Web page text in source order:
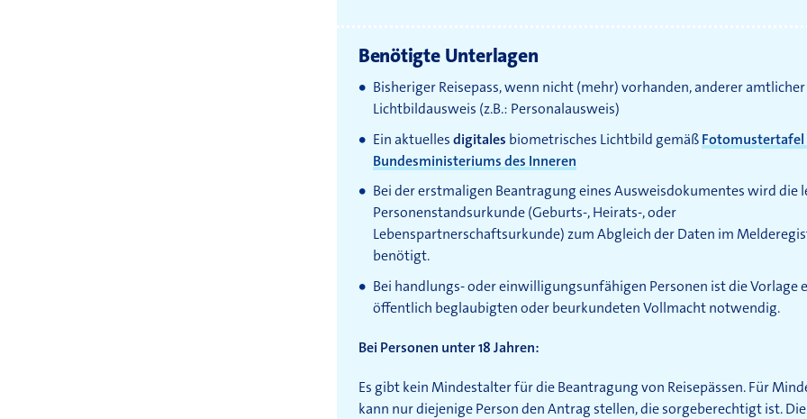
Benötigte Unterlagen
Bisheriger Reisepass, wenn nicht (mehr) vorhanden, anderer amtlicher
Lichtbildausweis (z.B.: Personalausweis)
Ein aktuellesdigitales biometrisches Lichtbild gemäßFotomustertafel
Bundesministeriums des Inneren
Bei der erstmaligen Beantragung eines Ausweisdokumentes wird die
Personenstandsurkunde (Geburts-, Heirats-, oder
Lebenspartnerschaftsurkunde) zum Abgleich der Daten im
benötigt.
Bei handlungs- oder einwilligungsunfähigen Personen ist die Vorlage
öffentlich beglaubigten oder beurkundeten Vollmacht notwendig.
Bei Personen unter 18 Jahren:
Es gibt kein Mindestalter für die Beantragung von Reisepässen. Für
kann nur diejenige Person den Antrag stellen, die sorgeberechtigt ist. Die